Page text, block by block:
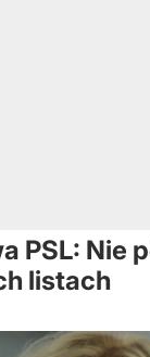
PSL: Nie
listach